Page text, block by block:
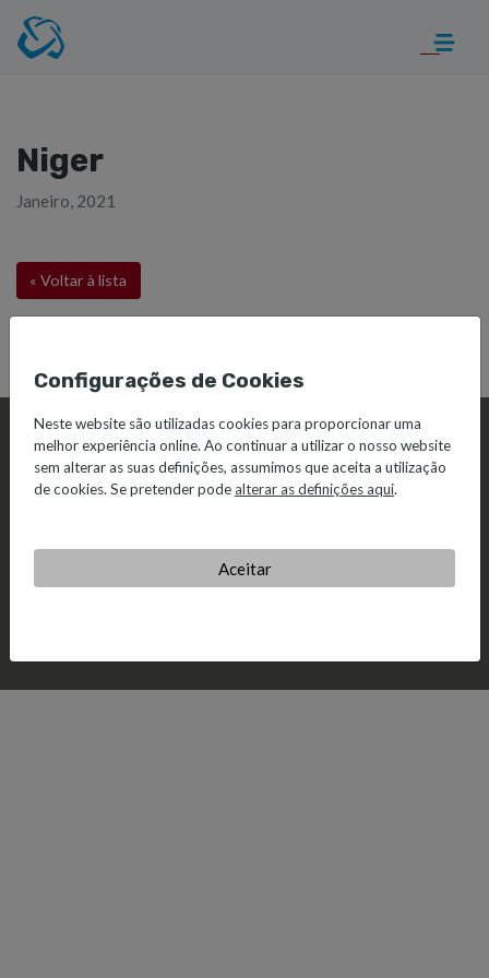
Niger
Janeiro, 2021
« Voltar à lista
Configurações de Cookies
Neste website são utilizadas cookies para proporcionar uma
melhor experiência online. Ao continuar a utilizar o nosso website
sem alterar as suas definições, assumimos que aceita a utilização
de cookies. Se pretender podealterar as definições aqui.
Aceitar